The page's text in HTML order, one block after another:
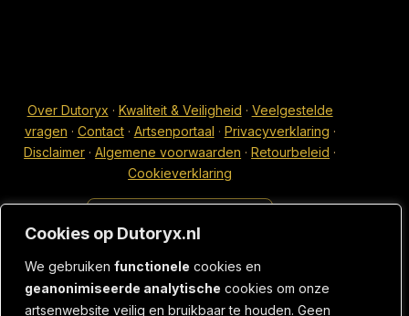
Cookies op Dutoryx.nl
We gebruiken functionele cookies en
geanonimiseerde analytische cookies om onze
artsenwebsite veilig en bruikbaar te houden. Geen
Over Dutoryx · Kwaliteit & Veiligheid · Veelgestelde
vragen · Contact· Artsenportaal · Privacyverklaring ·
Disclaimer ·Algemene voorwaarden ·Retourbeleid ·
Cookieverklaring